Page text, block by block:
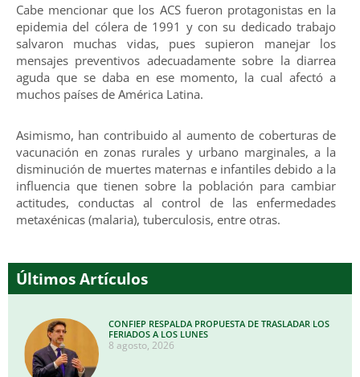
Cabe mencionar que los ACS fueron protagonistas en la
epidemia del cólera de 1991 y con su dedicado trabajo
salvaron muchas vidas, pues supieron manejar los
mensajes preventivos adecuadamente sobre la diarrea
aguda que se daba en ese momento, la cual afectó a
muchos países de América Latina.
Asimismo, han contribuido al aumento de coberturas de
vacunación en zonas rurales y urbano marginales, a la
disminución de muertes maternas e infantiles debido a la
influencia que tienen sobre la población para cambiar
actitudes, conductas al control de las enfermedades
metaxénicas (malaria), tuberculosis, entre otras.
Últimos Artículos
CONFIEP RESPALDA PROPUESTA DE TRASLADAR LOS
FERIADOS A LOS LUNES
8 agosto, 2026